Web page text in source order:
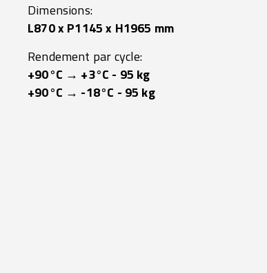
Dimensions:
L870 x P1145 x H1965 mm
Rendement par cycle:
+90°C → +3°C - 95 kg
+90°C → -18°C - 95 kg